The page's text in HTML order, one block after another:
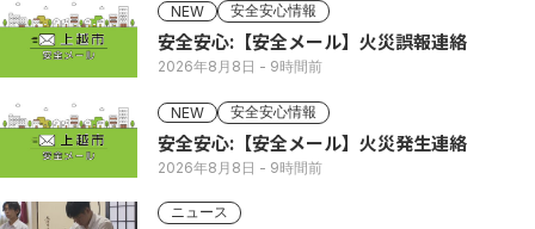
NEW 安全安心情報
安全安心:【安全メール】火災誤報連絡
2026年8月8日 - 9時間前
NEW 安全安心情報
安全安心:【安全メール】火災発生連絡
2026年8月8日 - 9時間前
ニュース